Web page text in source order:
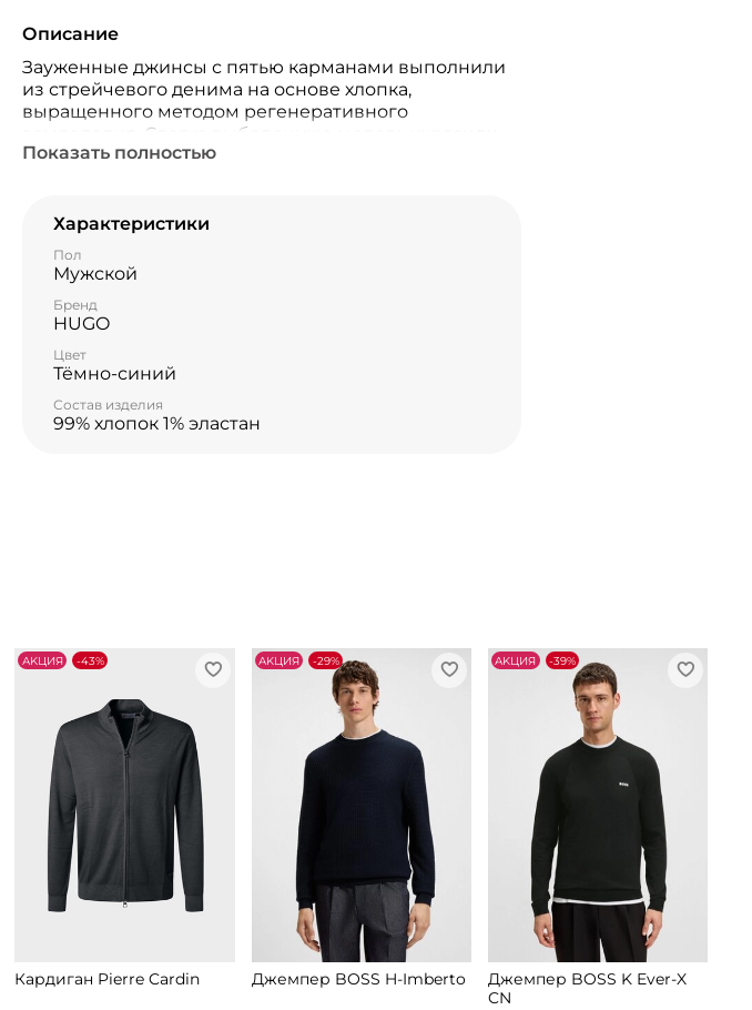
Описание
Зауженные джинсы с пятью карманами выполнили
из стрейчевого денима на основе хлопка,
выращенного методом регенеративного
земледелия. Слегка выбеленную модель украсили
миниатюрной брендированной пластиной сбоку и
Показать полностью
Характеристики
Пол
Мужской
Бренд
HUGO
Цвет
Тёмно-синий
Состав изделия
99% хлопок 1% эластан
АKЦИЯ -43%
Кардиган Pierre Cardin
АKЦИЯ -29%
Джемпер BOSS H-Imberto
АKЦИЯ -39%
Джемпер BOSS K Ever-X
CN